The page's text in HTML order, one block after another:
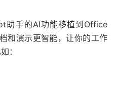
助手的AI功能移植到Office
和演示更智能，让你的工作
：